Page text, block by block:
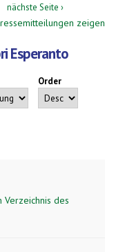
nächste Seite ›
zeigen
Esperanto
Order
Verzeichnis des